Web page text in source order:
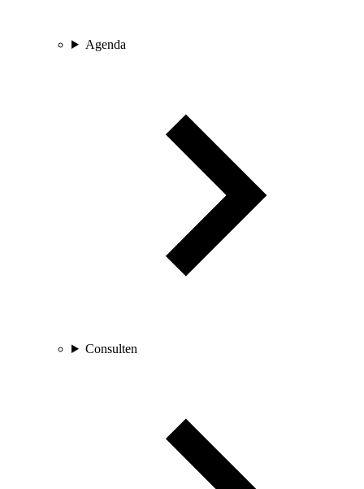
Agenda
Consulten